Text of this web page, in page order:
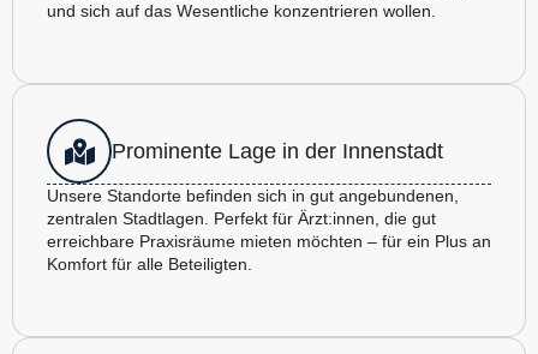
und sich auf das Wesentliche konzentrieren wollen.
Prominente Lage in der Innenstadt
Unsere Standorte befinden sich in gut angebundenen,
zentralen Stadtlagen. Perfekt für Ärzt:innen, die gut
erreichbare Praxisräume mieten möchten – für ein Plus an
Komfort für alle Beteiligten.